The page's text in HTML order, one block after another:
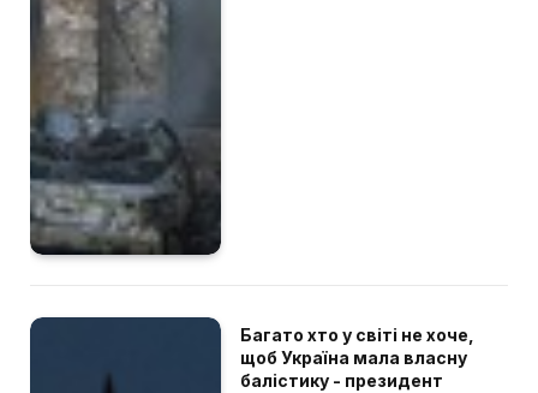
Багато хто у світі не хоче,
щоб Україна мала власну
балістику - президент